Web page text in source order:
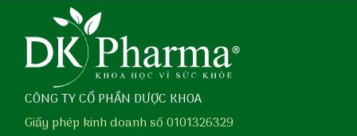
CÔNG TY CỔ PHẦN DƯỢC KHOA
Giấy phép kinh doanh số 0101326329